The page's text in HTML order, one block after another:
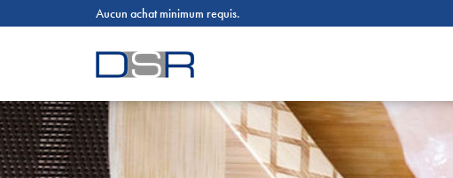
Aucun achat minimum requis.